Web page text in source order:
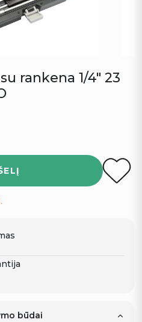
rankena 1/4″ 23
būdai